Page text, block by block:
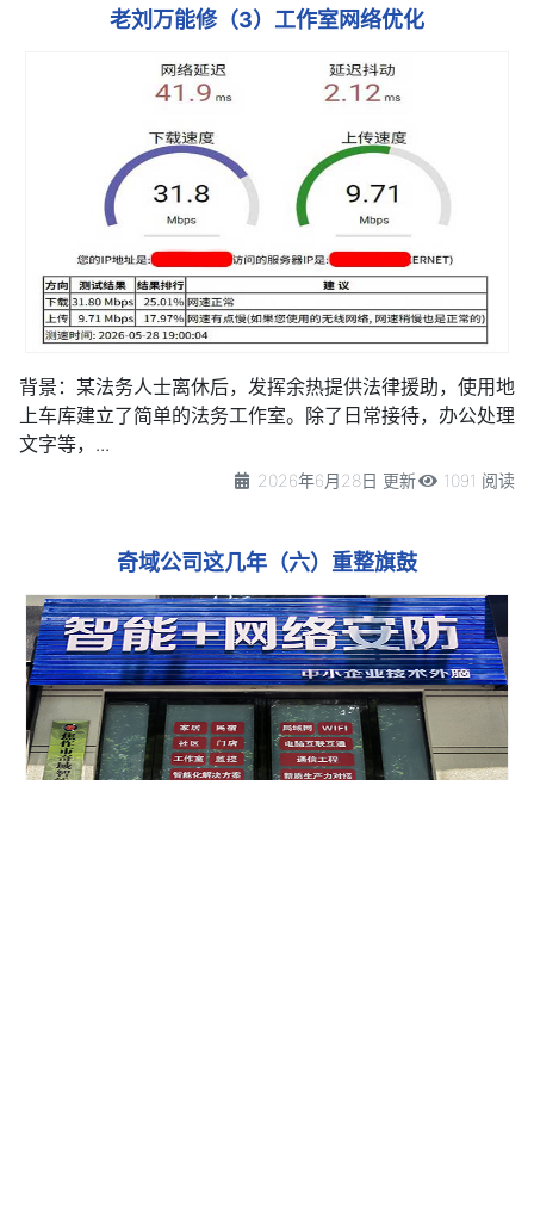
老刘万能修（3）工作室网络优化
背景： 某法务人士离休后，发挥余热提供法律援助，使用地
上车库建立了简单的法务工作室。除了日常接待，办公处理
文字等，...
2026年6月28日 更新 1091 阅读
奇域公司这几年（六）重整旗鼓